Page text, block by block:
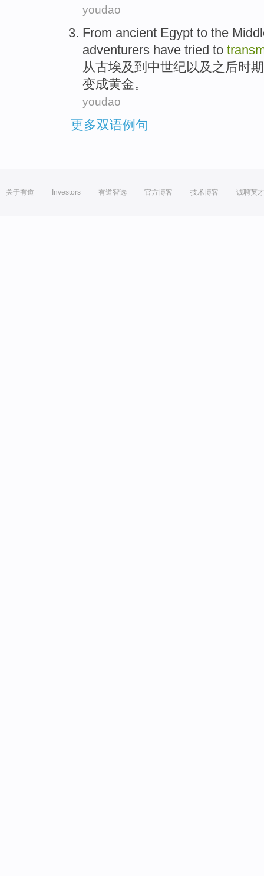
youdao
From ancient Egypt to the
adventurers have tried to
从古埃及到 中世纪以及 之后时
变成黄金。
youdao
更多双语例句
关于有道 Investors 有道智选 官方博客 技术博客 诚聘英才